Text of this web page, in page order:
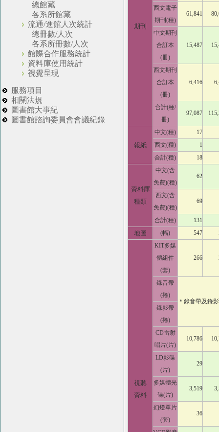
總館藏
各系所館藏
流通/進館人次統計
總冊數/人次
各系所冊數/人次
館際合作服務統計
資料庫使用統計
視覺呈現
服務項目
相關法規
圖書館大事紀
圖書館諮詢委員會會議紀錄
期刊
西文電子
期刊(種)
61,841
中文期刊
合訂本
(冊)
15,487
西文期刊
合訂本
(冊)
6,416
合計(種/
冊)
97,087
報紙
中文(種)
17
西文(種)
1
合計(種)
18
資料庫
種類
中文(含
免費)(種)
62
西文(含
免費)(種)
69
合計(種) 131
地圖 (幅) 547
視聽
資料
KIT多媒
體組件
(套)
266
錄音帶
(捲)
＊錄音帶及錄
錄影帶
(捲)
CD雷射
唱片(片)
10,786
LD影碟
(片)
29
多媒體光
碟(片)
3,519
幻燈單片
(套)
36